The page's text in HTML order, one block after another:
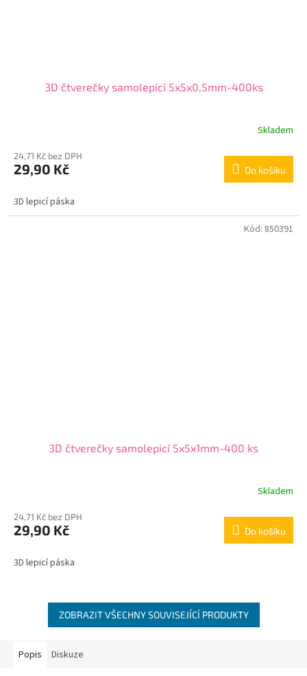
3D čtverečky samolepicí 5x5x0,5mm-400ks
Skladem
24,71 Kč bez DPH
29,90 Kč Do košíku
3D lepicí páska
3D čtverečky samolepicí 5x5x1mm-400 ks
Skladem
24,71 Kč bez DPH
29,90 Kč Do košíku
3D lepicí páska
Kód: 850391
ZOBRAZIT VŠECHNY SOUVISEJÍCÍ PRODUKTY
Popis Diskuze